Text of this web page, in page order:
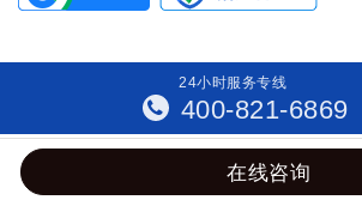
24小时服务专线
400-821-6869
在线咨询